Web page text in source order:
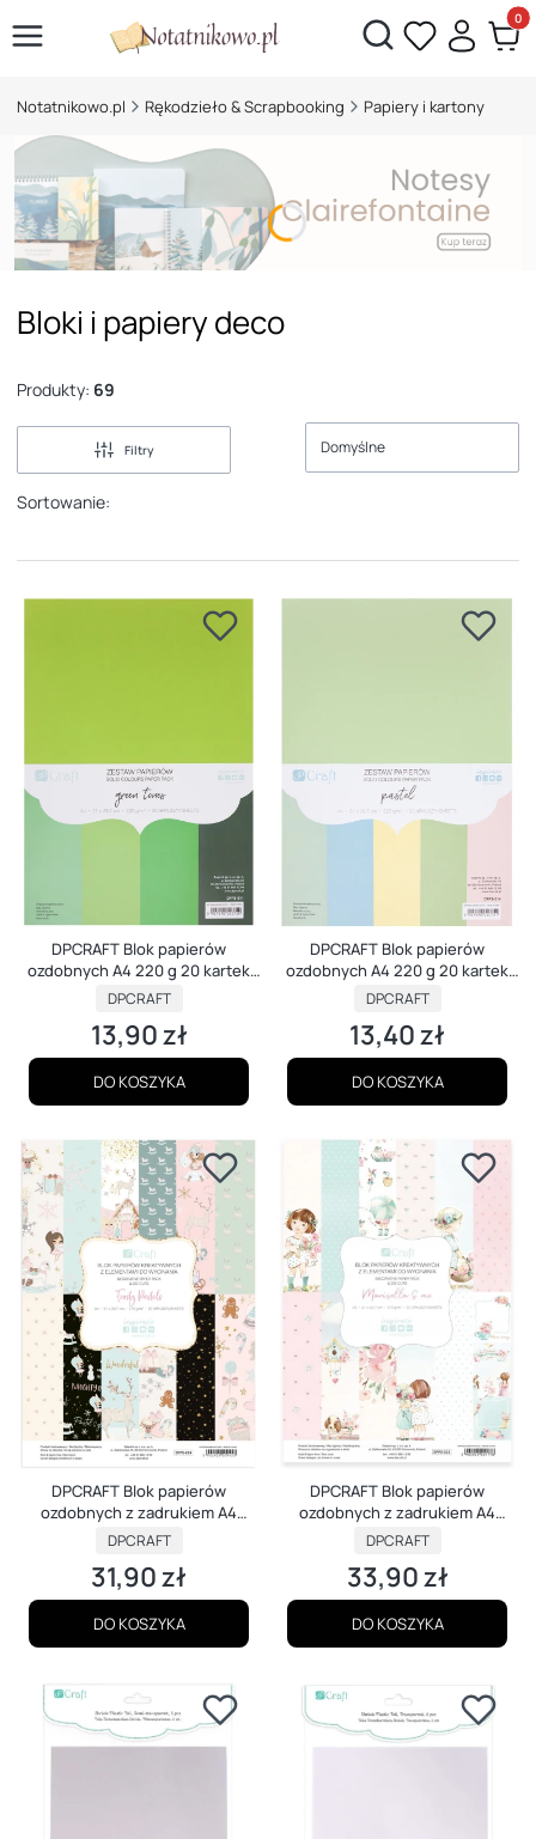
Otwórz wyszukiwarkę
Notatnikowo.pl Rękodzieło & Scrapbooking Papiery i kartony
Bloki i papiery deco
Produkty: 69
Filtry
Sortowanie:
Domyślne
DPCRAFT Blok papierów
ozdobnych A4 220 g 20 kartek
Green Tones
PRODUCENT
DPCRAFT
Cena
13,90 zł
DO KOSZYKA
DPCRAFT Blok papierów
ozdobnych A4 220 g 20 kartek
Pastels
PRODUCENT
DPCRAFT
Cena
13,40 zł
DO KOSZYKA
DPCRAFT Blok papierów
ozdobnych z zadrukiem A4
Frosty Pastels
PRODUCENT
DPCRAFT
Cena
31,90 zł
DO KOSZYKA
DPCRAFT Blok papierów
ozdobnych z zadrukiem A4
Marisella&Me
PRODUCENT
DPCRAFT
Cena
33,90 zł
DO KOSZYKA